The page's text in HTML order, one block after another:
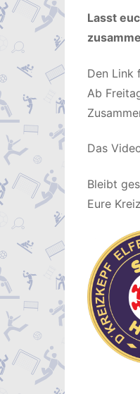
Lasst
Den Link
Ab
Das
Bleibt
Eure